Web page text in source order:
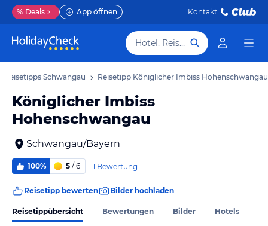
% Deals App öffnen Kontakt
Hotel, Reiseziel
Reisetipps Schwangau Reisetipp Königlicher Imbiss Hohenschwangau
Königlicher Imbiss
Hohenschwangau
Schwangau/Bayern
100% 5 / 6 1 Bewertung
Reisetipp bewerten Bilder hochladen
Reisetippübersicht Bewertungen Bilder Hotels